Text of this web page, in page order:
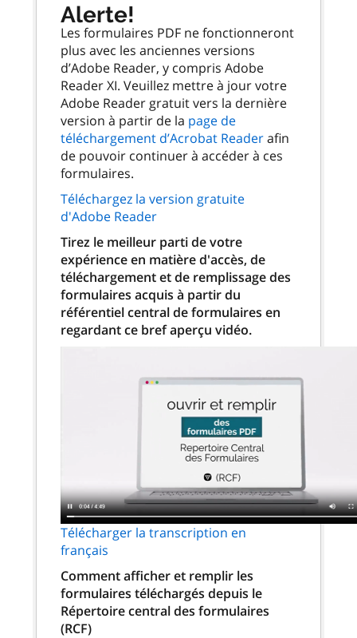
Alerte!
Les formulaires PDF ne fonctionneront
plus avec les anciennes versions
d’Adobe Reader, y compris Adobe
Reader XI. Veuillez mettre à jour votre
Adobe Reader gratuit vers la dernière
version à partir de la page de
téléchargement d’Acrobat Readerafin
de pouvoir continuer à accéder à ces
formulaires.
Téléchargez la version gratuite
d'Adobe Reader
Tirez le meilleur parti de votre
expérience en matière d'accès, de
téléchargement et de remplissage des
formulaires acquis à partir du
référentiel central de formulaires en
regardant ce bref aperçu vidéo.
Télécharger la transcription en
français
Comment afficher et remplir les
formulaires téléchargés depuis le
Répertoire central des formulaires
(RCF)